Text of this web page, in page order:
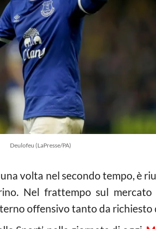
Deulofeu (LaPresse/PA)
volta nel secondo tempo, è
Nel frattempo sul
offensivo tanto da